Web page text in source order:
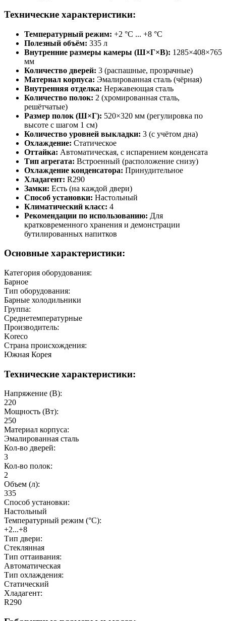
Технические характеристики:
Температурный режим: +2 °C ... +8 °C
Полезный объём: 335 л
Внутренние размеры камеры (Ш×Г×В): 1285×408×765
мм
Количество дверей: 3 (распашные, прозрачные)
Материал корпуса: Эмалированная сталь (чёрная)
Внутренняя отделка: Нержавеющая сталь
Количество полок: 2 (хромированная сталь,
решётчатые)
Размер полок (Ш×Г): 520×320 мм (регулировка по
высоте с шагом 1 см)
Количество уровней выкладки: 3 (с учётом дна)
Охлаждение: Статическое
Оттайка: Автоматическая, с испарением конденсата
Тип агрегата: Встроенный (расположение снизу)
Охлаждение конденсатора: Принудительное
Хладагент: R290
Замки: Есть (на каждой двери)
Способ установки: Настольный
Климатический класс: 4
Рекомендации по использованию: Для
кратковременного хранения и демонстрации
бутилированных напитков
Основные характеристики:
Категория оборудования:
Барное
Тип оборудования:
Барные холодильники
Группа:
Среднетемпературные
Производитель:
Koreco
Страна происхождения:
Южная Корея
Технические характеристики:
Напряжение (В):
220
Мощность (Вт):
250
Материал корпуса:
Эмалированная сталь
Кол-во дверей:
3
Кол-во полок:
2
Объем (л):
335
Способ установки:
Настольный
Температурный режим (°C):
+2...+8
Тип двери:
Стеклянная
Тип оттаивания:
Автоматическая
Тип охлаждения:
Статический
Хладагент:
R290